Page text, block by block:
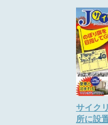
サイク
所に設